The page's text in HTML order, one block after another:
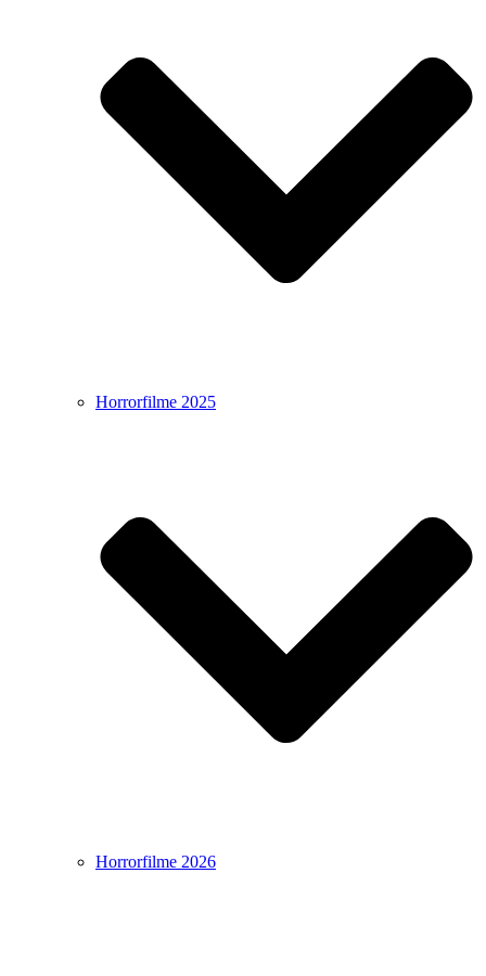
Horrorfilme 2025
Horrorfilme 2026